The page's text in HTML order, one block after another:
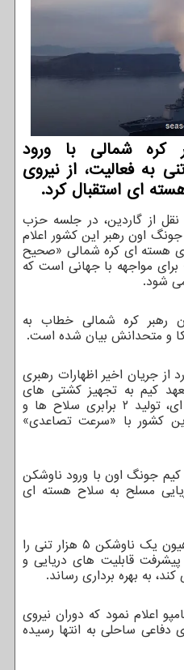
کره شمالی با ورود
5 هزار تنی به فعالیت، از نیروی
ای استقبال کرد.
از گاردین، در جلسه حزب
اون رهبر این کشور اعلام
هسته ای کره شمالی «صحیح
برای مواجهه با جهانی است که
شود.
رهبر کره شمالی خطاب به
و متحدانش بیان شده است.
از جریان اخیر اظهارات رهبری
کیم به تجهیز کشتی های
جنگی به موشک های هسته ای، تولید ۲ برابری سلاح ها و
کشور با «سرعت تصاعدی»
کیم جونگ اون با ورود ناوشکن
مسلح به سلاح هسته ای
کره شمالی بطور رسمی چوئه هیون یک ناوشکن ۵ هزار تنی را
قابلیت های دریایی و
به بهره برداری رساند.
اعلام نمود که دوران نیروی
دفاعی ساحلی به انتها رسیده